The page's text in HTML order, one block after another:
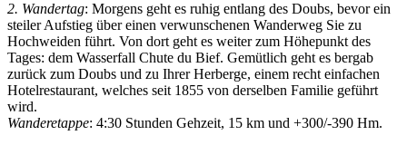
2. Wandertag: Morgens geht es ruhig entlang des Doubs, bevor ein
steiler Aufstieg über einen verwunschenen Wanderweg Sie zu
Hochweiden führt. Von dort geht es weiter zum Höhepunkt des
Tages: dem Wasserfall Chute du Bief. Gemütlich geht es bergab
zurück zum Doubs und zu Ihrer Herberge, einem recht einfachen
Hotelrestaurant, welches seit 1855 von derselben Familie geführt
wird.
Wanderetappe: 4:30 Stunden Gehzeit, 15 km und +300/-390 Hm.